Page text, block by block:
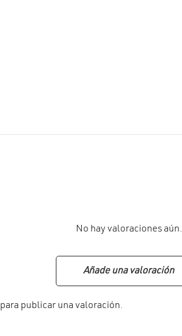
No hay valoraciones aún.
Añade una valoración
para publicar una valoración.